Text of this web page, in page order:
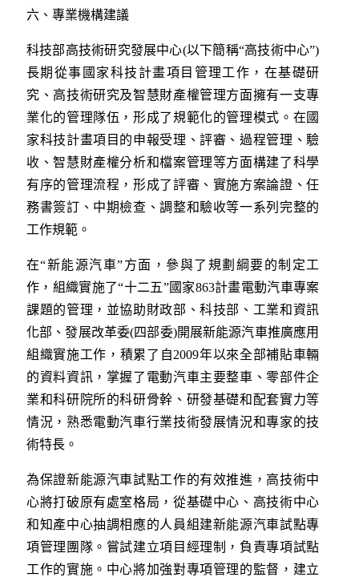
六、專業機構建議
科技部高技術研究發展中心(以下簡稱“高技術中心”)
長期從事國家科技計畫項目管理工作，在基礎研
究、高技術研究及智慧財產權管理方面擁有一支專
業化的管理隊伍，形成了規範化的管理模式。在國
家科技計畫項目的申報受理、評審、過程管理、驗
收、智慧財產權分析和檔案管理等方面構建了科學
有序的管理流程，形成了評審、實施方案論證、任
務書簽訂、中期檢查、調整和驗收等一系列完整的
工作規範。
在“新能源汽車”方面，參與了規劃綱要的制定工
作，組織實施了“十二五”國家863計畫電動汽車專案
課題的管理，並協助財政部、科技部、工業和資訊
化部、發展改革委(四部委)開展新能源汽車推廣應用
組織實施工作，積累了自2009年以來全部補貼車輛
的資料資訊，掌握了電動汽車主要整車、零部件企
業和科研院所的科研骨幹、研發基礎和配套實力等
情況，熟悉電動汽車行業技術發展情況和專家的技
術特長。
為保證新能源汽車試點工作的有效推進，高技術中
心將打破原有處室格局，從基礎中心、高技術中心
和知產中心抽調相應的人員組建新能源汽車試點專
項管理團隊。嘗試建立項目經理制，負責專項試點
工作的實施。中心將加強對專項管理的監督，建立